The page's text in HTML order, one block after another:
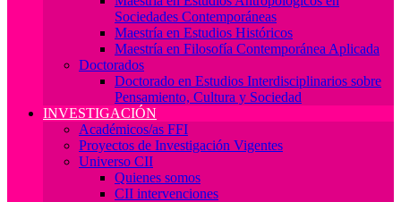
Sociedades Contemporáneas
Maestría en Estudios Históricos
Maestría en Filosofía Contemporánea Aplicada
Doctorados
Doctorado en Estudios Interdisciplinarios sobre
Pensamiento, Cultura y Sociedad
INVESTIGACIÓN
Académicos/as FFI
Proyectos de Investigación Vigentes
Universo CII
Quienes somos
CII intervenciones